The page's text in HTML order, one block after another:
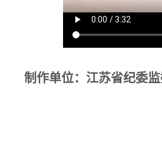
制作单位：江苏省纪委